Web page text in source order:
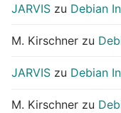
JARVIS zu Debian
M. Kirschner zu
JARVIS zu Debian
M. Kirschner zu